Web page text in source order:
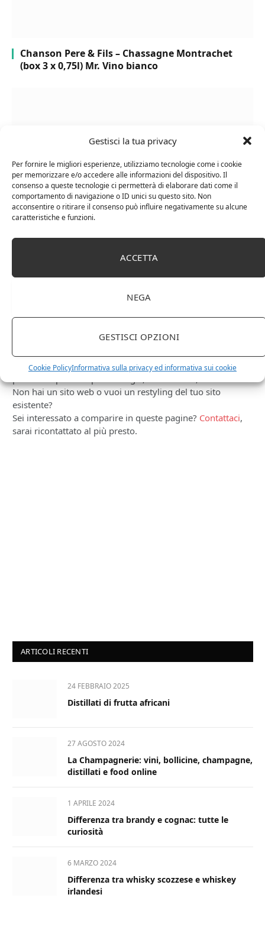
Gestisci la tua privacy
Per fornire le migliori esperienze, utilizziamo tecnologie come i cookie
per memorizzare e/o accedere alle informazioni del dispositivo. Il
consenso a queste tecnologie ci permetterà di elaborare dati come il
comportamento di navigazione o ID unici su questo sito. Non
acconsentire o ritirare il consenso può influire negativamente su alcune
caratteristiche e funzioni.
ACCETTA
NEGA
GESTISCI OPZIONI
Cookie PolicyInformativa sulla privacy ed informativa sui cookie
Chanson Pere & Fils – Chassagne Montrachet
(box 3 x 0,75l) Mr. Vino bianco
Ti occupi della produzione e vendita di vini, spumanti,
liquori distillati?
Hai un negozio specializzato nella vendita di questi
Non hai un sito web o vuoi un restyling del tuo sito
esistente?
Sei interessato a comparire in queste pagine? Contattaci,
sarai ricontattato al più presto.
ARTICOLI RECENTI
24 FEBBRAIO 2025
Distillati di frutta africani
27 AGOSTO 2024
La Champagnerie: vini, bollicine, champagne,
distillati e food online
1 APRILE 2024
Differenza tra brandy e cognac: tutte le
curiosità
6 MARZO 2024
Differenza tra whisky scozzese e whiskey
irlandesi